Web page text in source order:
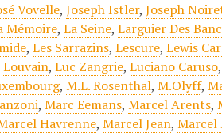
Vovelle,Joseph Istler,Joseph
Mémoire,La Seine,Larguier Des
,Les Sarrazins,Lescure,Lewis
Louvain,Luc Zangrie,Luciano Caruso
,M.L. Rosenthal,M.Olyff,
,Marc Eemans,Marcel Arents,
Havrenne,Marcel Jean,Marcel